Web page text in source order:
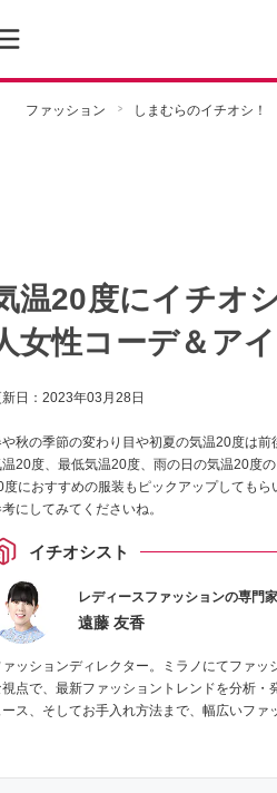
ファッション しまむらのイチオシ！
温20度にイチオ
女性コーデ＆ア
日： 2023年03月28日
秋の季節の変わり目や初夏の気温20度は
20度、最低気温20度、雨の日の気温20度
度におすすめの服装もピックアップしても
にしてみてくださいね。
イチオシスト
レディースファッションの専門家
遠藤 友香
ァッションディレクター。ミラノにてファ
点で、最新ファッショントレンドを分析
ース、そしてお手入れ方法まで、幅広いファ